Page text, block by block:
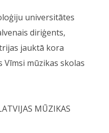
universitātes
diriģents,
jauktā kora
mūzikas skolas
MŪZIKAS